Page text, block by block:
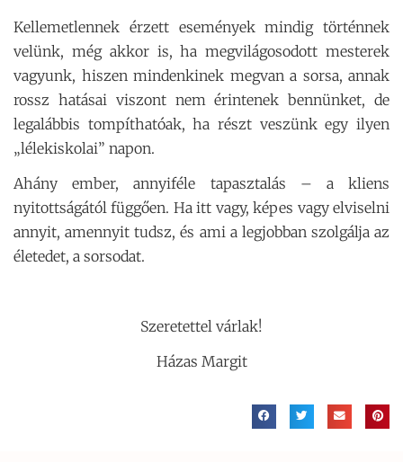
Kellemetlennek érzett események mindig történnek
velünk, még akkor is, ha megvilágosodott mesterek
vagyunk, hiszen mindenkinek megvan a sorsa, annak
rossz hatásai viszont nem érintenek bennünket, de
legalábbis tompíthatóak, ha részt veszünk egy ilyen
„lélekiskolai” napon.
Ahány ember, annyiféle tapasztalás – a kliens
nyitottságától függően. Ha itt vagy, képes vagy elviselni
annyit, amennyit tudsz, és ami a legjobban szolgálja az
életedet, a sorsodat.
Szeretettel várlak!
Házas Margit